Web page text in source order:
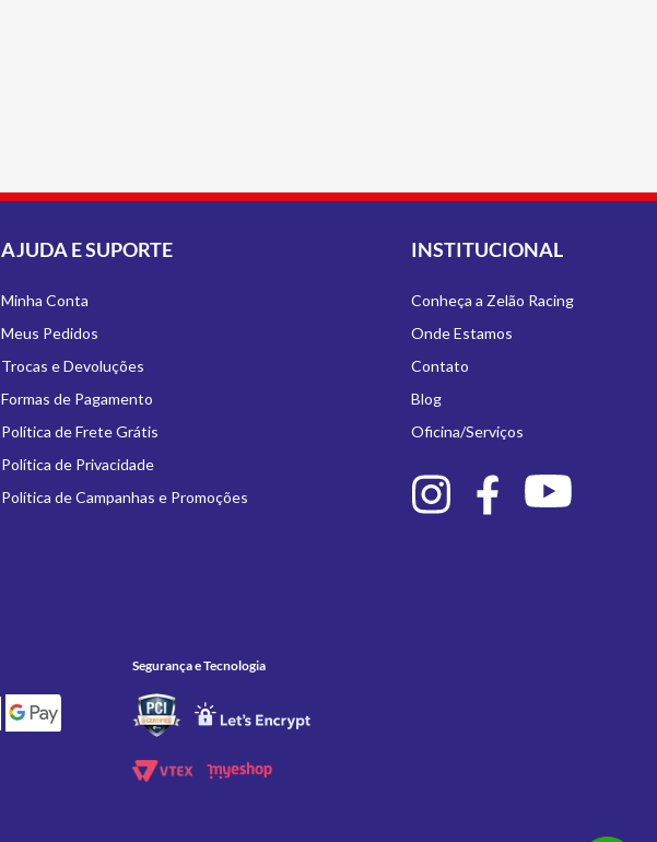
AJUDA E SUPORTE
Minha Conta
Meus Pedidos
Trocas e Devoluções
Formas de Pagamento
Política de Frete Grátis
Política de Privacidade
Política de Campanhas e Promoções
INSTITUCIONAL
Conheça a Zelão Racing
Onde Estamos
Contato
Blog
Oficina/Serviços
Segurança e Tecnologia